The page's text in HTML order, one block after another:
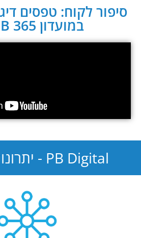
סיפור לקוח: טפסים
במועדון CLUB 365:
PB Digital - יתרונות עיקריים